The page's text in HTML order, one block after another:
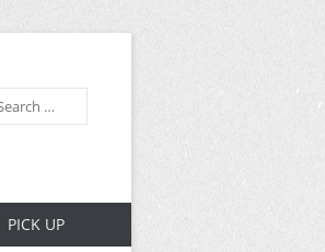
PICK UP